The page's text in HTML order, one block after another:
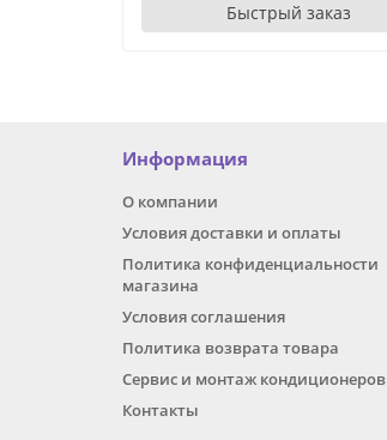
Быстрый заказ
Информация
О компании
Условия доставки и оплаты
Политика конфиденциальности
магазина
Условия соглашения
Политика возврата товара
Сервис и монтаж кондиционеров
Контакты